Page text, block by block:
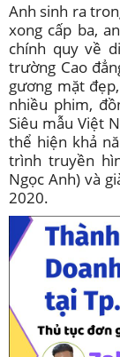
Anh sinh ra
xong cấp ba,
chính quy về
trường Cao
gương mặt
nhiều phim,
Siêu mẫu Việt
thể hiện khả
trình truyền
Ngọc Anh) và
2020.